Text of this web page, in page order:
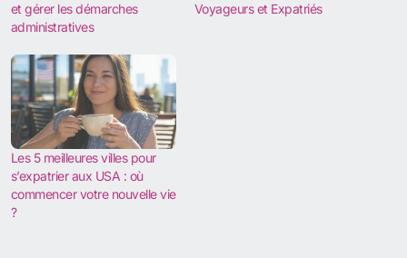
et gérer les démarches
administratives
Voyageurs et Expatriés
Les 5 meilleures villes pour
s’expatrier aux USA : où
commencer votre nouvelle vie
?